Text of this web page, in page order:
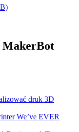
MakerBot
druk 3D
We’ve EVER